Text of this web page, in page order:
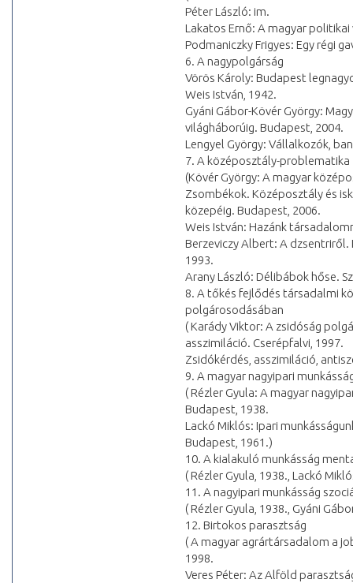
Péter László: im.
Lakatos Ernő: A magyar
Podmaniczky Frigyes: Egy régi
6. A nagypolgárság
Vörös Károly: Budapest
Weis István, 1942.
Gyáni Gábor-Kövér György:
világháborúig. Budapest, 2004.
Lengyel György: Vállalkozók,
7. A középosztály-problematika
(Kövér György: A magyar
Zsombékok. Középosztály és
közepéig. Budapest, 2006.
Weis István: Hazánk
Berzeviczy Albert: A
1993.
Arany László: Délibábok hőse.
8. A tőkés fejlődés társadalmi
polgárosodásában
( Karády Viktor: A zsidóság
asszimiláció. Cserépfalvi, 1997.
Zsidókérdés, asszimiláció,
9. A magyar nagyipari
( Rézler Gyula: A magyar
Budapest, 1938.
Lackó Miklós: Ipari
Budapest, 1961.)
10. A kialakuló munkásság
( Rézler Gyula, 1938., Lackó
11. A nagyipari munkásság
( Rézler Gyula, 1938., Gyáni
12. Birtokos parasztság
( A magyar agrártársadalom a
1998.
Veres Péter: Az Alföld